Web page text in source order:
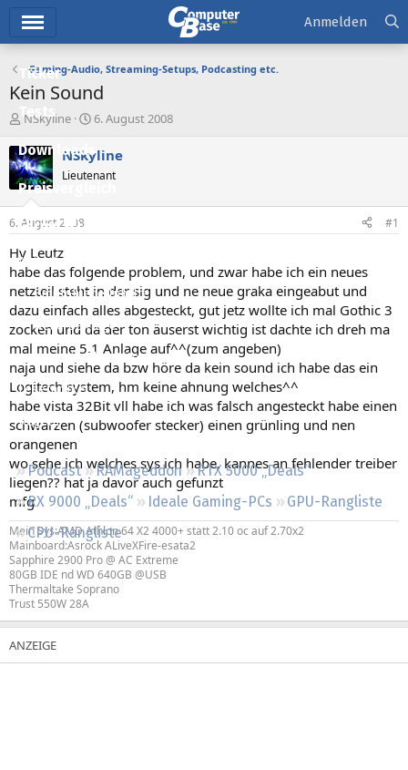
Ticker
Tests
Downloads
Preisvergleich
Forum
Aktuelles
Empfohlene Inhalte
Neue Beiträge
Neueste Aktivitäten
Leserartikel
Regeln
Podcast RAMageddon
RTX 5000 „Deals“
RX 9000 „Deals“
Ideale Gaming-PCs
GPU-Rangliste
CPU-Rangliste
Anmelden
Gaming-Audio, Streaming-Setups, Podcasting etc.
Kein Sound
E
s
t
e
l
e
r
NSkyline
E
s
t
e
t
6. August 2008
NSkyline
Lieutenant
6. August 2008 #1
Hy Leutz
habe das folgende problem, und zwar habe ich ein neues
netzteil steht in der sig und ne neue graka eingeabut und
dazu einfach alles abgesteckt, gut jetz wollte ich mal Gothic 3
zocken und da der ton äuserst wichtig ist dachte ich dreh ma
mal meine 5.1 Anlage auf^^(zum angeben)
naja und siehe da bzw höre da kein sound ich habe das ein
Logitech system, hm keine ahnung welches^^
habe vista 32Bit vll habe ich was falsch angesteckt habe einen
schwarzen (subwoofer stecker) einen grünling und nen
orangenen
wo sehe ich welches sys ich habe, kannes an fehlender treiber
liegen?? hat ja davor auch gefunzt
mfg
Mein Sys:AMD Athlon 64 X2 4000+ statt 2.10 oc auf 2.70x2
Mainboard:Asrock ALiveXFire-esata2
Sapphire 2900 Pro @ AC Extreme
80GB IDE nd WD 640GB @USB
Thermaltake Soprano
Trust 550W 28A